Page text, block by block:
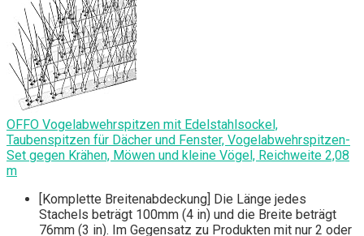
OFFO Vogelabwehrspitzen mit Edelstahlsockel,
Taubenspitzen für Dächer und Fenster, Vogelabwehrspitzen-
Set gegen Krähen, Möwen und kleine Vögel, Reichweite 2,08
m
[Komplette Breitenabdeckung] Die Länge jedes
Stachels beträgt 100mm (4 in) und die Breite beträgt
76mm (3 in). Im Gegensatz zu Produkten mit nur 2 oder